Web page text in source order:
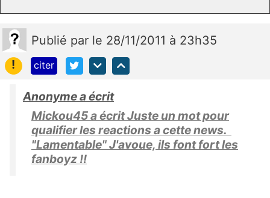
Publié par le 28/11/2011 à 23h35
!
citer
Anonyme a écrit
Mickou45 a écrit Juste un mot pour
qualifier les reactions a cette news.
"Lamentable" J'avoue, ils font fort les
fanboyz !!